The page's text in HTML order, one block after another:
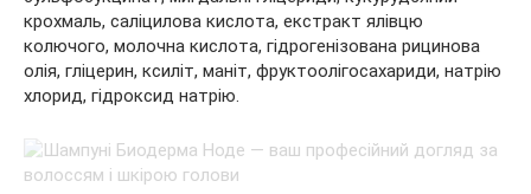
крохмаль, саліцилова кислота, екстракт ялівцю
колючого, молочна кислота, гідрогенізована рицинова
олія, гліцерин, ксиліт, маніт, фруктоолігосахариди, натрію
хлорид, гідроксид натрію.